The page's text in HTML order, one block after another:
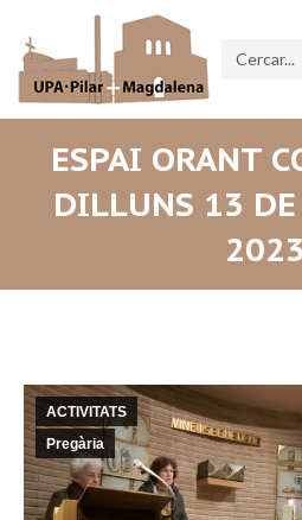
Search:
ESPAI ORANT
DILLUNS 13 DE
2023
ACTIVITATS
Pregària